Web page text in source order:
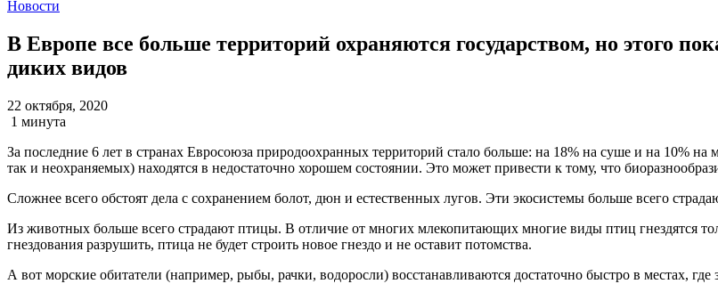
Новости
В Европе все больше территорий охраняются государством, но этого
диких видов
22 октября, 2020
1 минута
За последние 6 лет в странах Евросоюза природоохранных территорий стало больше: на 18% на суше и на 10%
так и неохраняемых) находятся в недостаточно хорошем состоянии. Это может привести к тому, что
Сложнее всего обстоят дела с сохранением болот, дюн и естественных лугов. Эти экосистемы больше всего
Из животных больше всего страдают птицы. В отличие от многих млекопитающих многие виды птиц гнездятся
гнездования разрушить, птица не будет строить новое гнездо и не оставит потомства.
А вот морские обитатели (например, рыбы, рачки, водоросли) восстанавливаются достаточно быстро в местах,